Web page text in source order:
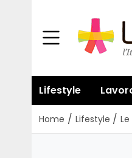
Lifestyle
Home / Lifestyle /